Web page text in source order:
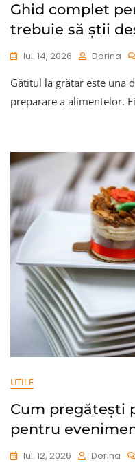
Ghid complet
trebuie să știi
Iul. 14, 2026 Dorina
Gătitul la grătar este una
preparare a alimentelor.
UTILE
Cum pregătești
pentru
Iul. 12, 2026 Dorina